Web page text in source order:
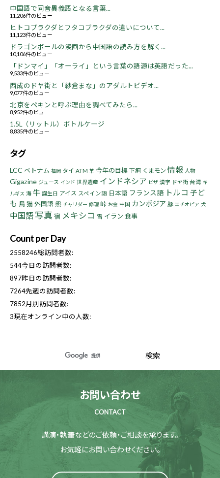
中国語で同音異義語となる言葉...
11,206件のビュー
ヒトコブラクダとフタコブラクダの違いについて...
11,123件のビュー
ドラゴンボールの漫画から中国語の読み方を解く...
10,106件のビュー
「ドンマイ」「オーライ」という言葉の語源は英語だった...
9,533件のビュー
西成のドヤ街と「紗倉まな」のアダルトビデオ...
9,077件のビュー
北京をペキンと呼ぶ理由を調べてみたら...
8,952件のビュー
1.5L（リットル）ボトルケージ
8,835件のビュー
タグ
LCC ベトナム 福岡 タイ ATM 羊 今年の目標 下痢 くまモン 情報 人物
Gigazine ジュース インド 世界遺産 インドネシア ビザ 漢字 ドヤ街 台湾 キ
ルギス 海 牛 誕生日 アイス スペイン語 日本語 フランス語 トルコ 子ど
も 鳥猫 外国語 熊 チャリダー 修理 峠 お金 中国 カンボジア 豚 エチオピア 犬
中国語 写真 宿 メキシコ 雪 イラン 食事
Count per Day
2558246総訪問者数:
544今日の訪問者数:
897昨日の訪問者数:
7264先週の訪問者数:
7852月別訪問者数:
3現在オンライン中の人数:
お問い合わせ
CONTACT
講演・執筆などのご依頼・ご相談を承ります。
お気軽にお問い合わせください。